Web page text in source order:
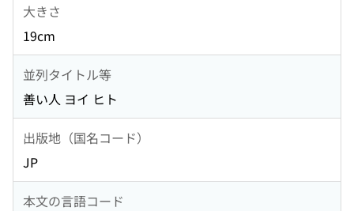
大きさ
19cm
並列タイトル等
善い人 ヨイ ヒト
出版地（国名コード）
JP
本文の言語コード